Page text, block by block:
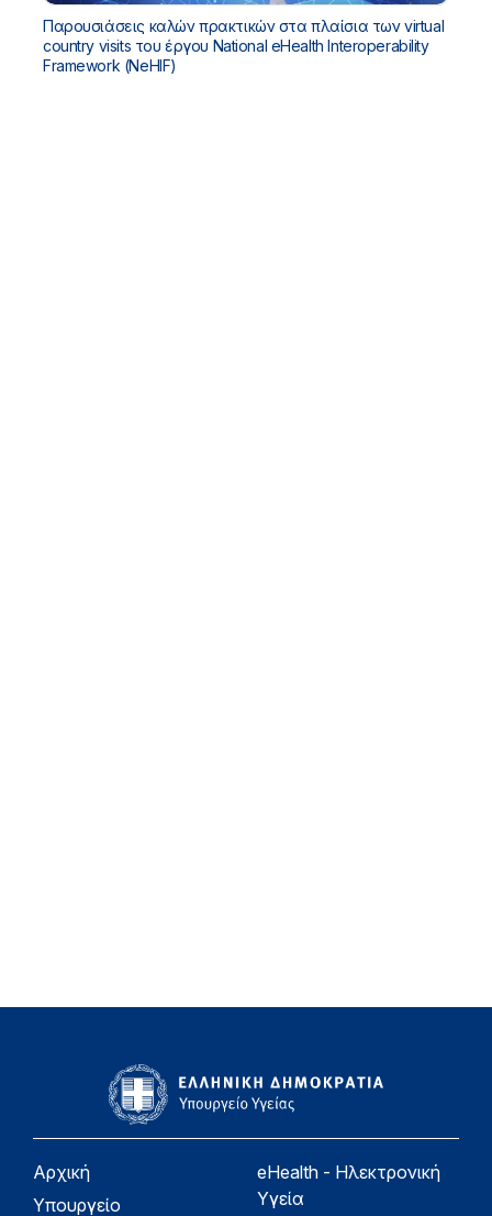
Παρουσιάσεις καλών πρακτικών στα πλαίσια των virtual
country visits του έργου National eHealth Interoperability
Framework (NeHIF)
Αρχική
Υπουργείο
eHealth - Ηλεκτρονική
Υγεία